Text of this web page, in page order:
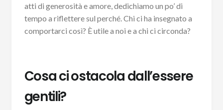
atti di generosità e amore, dedichiamo un po’ di
tempo a riflettere sul perché. Chi ci ha insegnato a
comportarci così? È utile a noi e a chi ci circonda?
Cosa ci ostacola dall’essere
gentili?